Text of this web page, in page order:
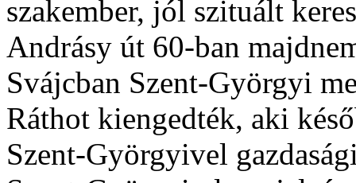
szakember, jól szituált
Andrásy út 60-ban
Svájcban Szent-Györgyi
Ráthot kiengedték, aki
Szent-Györgyivel